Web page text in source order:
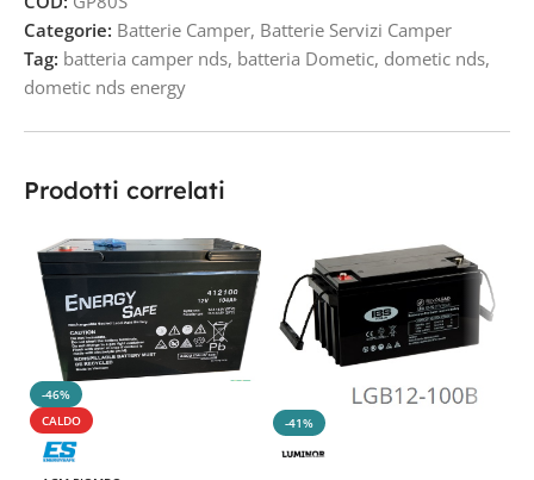
Categorie: Batterie Camper, Batterie Servizi Camper
Tag: batteria camper nds, batteria Dometic, dometic nds,
dometic nds energy
Prodotti correlati
-46%
CALDO
-41%